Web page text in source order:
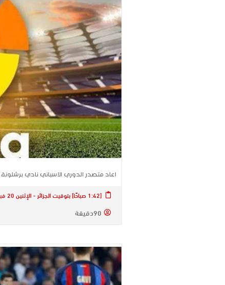
اعاد متصدر ​الدوري الاسباني​ نادي
[1:42 صباحًا] بتوقيت الجزائر - الإثنين 20 فبراير 2023
90دقيقة